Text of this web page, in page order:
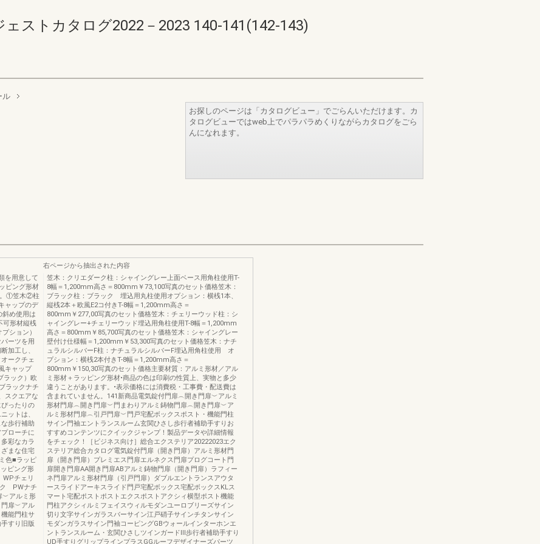
ストカタログ2022－2023 140-141(142-143)
ル
お探しのページは「カタログビュー」でごらんいただけます。カ
タログビューではweb上でパラパラめくりながらカタログをごら
んになれます。
を用意して
ピング形材
。①笠木②柱
ャップのデ
斜め使用は
可形材縦桟
ション）
ーツを用
加工し、
ークチェ
キャップ
ラック）欧
ラックナチ
スクエアな
ったりの
ットは、
歩行補助
ローチに
彩なカラ
まな住宅
色■ラッピ
ピング形
チェリ
PWナチ
︶アルミ形
扉︶アル
能門柱サ
すり旧版
右ページから抽出された内容
笠木：クリエダーク柱：シャイングレー上面ベース用角柱使用T-
8幅＝1,200mm高さ＝800mm￥73,100写真のセット価格笠木：
ブラック柱：ブラック 埋込用丸柱使用オプション：横桟1本、
縦桟2本＋欧風E2コ付きT-8幅＝1,200mm高さ＝
800mm￥277,00写真のセット価格笠木：チェリーウッド柱：シ
ャイングレー+チェリーウッド埋込用角柱使用T-8幅＝1,200mm
高さ＝800mm￥85,700写真のセット価格笠木：シャイングレー
壁付け仕様幅＝1,200mm￥53,300写真のセット価格笠木：ナチ
ュラルシルバーF柱：ナチュラルシルバーF埋込用角柱使用 オ
プション：横桟2本付きT-8幅＝1,200mm高さ＝
800mm￥150,30写真のセット価格主要材質：アルミ形材／アル
ミ形材＋ラッピング形材•商品の色は印刷の性質上、実物と多少
違うことがあります。•表示価格には消費税・工事費・配送費は
含まれていません。141新商品電気錠付門扉︵開き門扉︶アルミ
形材門扉︵開き門扉︶門まわりアルミ鋳物門扉︵開き門扉︶ア
ルミ形材門扉︵引戸門扉︶門戸宅配ボックスポスト・機能門柱
サイン門袖エントランスルーム玄関ひさし歩行者補助手すりお
すすめコンテンツにクイックジャンプ！製品データや詳細情報
をチェック！［ビジネス向け］総合エクステリア20222023エク
ステリア総合カタログ電気錠付門扉（開き門扉）アルミ形材門
扉（開き門扉）プレミエス門扉エルネクス門扉プログコート門
扉開き門扉AA開き門扉ABアルミ鋳物門扉（開き門扉）ラフィー
ネ門扉アルミ形材門扉（引戸門扉）ダブルエントランスアウタ
ースライドアーキスライド門戸宅配ボックス宅配ボックスKLス
マート宅配ポストポストエクスポストアクシィ横型ポスト機能
門柱アクシィルミフェイスウィルモダンユーロブリーズサイン
切り文字サインガラスバーサイン江戸硝子サインチタンサイン
モダンガラスサイン門袖コーピングGBウォールインターホンエ
ントランスルーム・玄関ひさしツインガードⅢ歩行者補助手すり
UD手すりグリップラインプラスGGルーフデザイナーズパーツ